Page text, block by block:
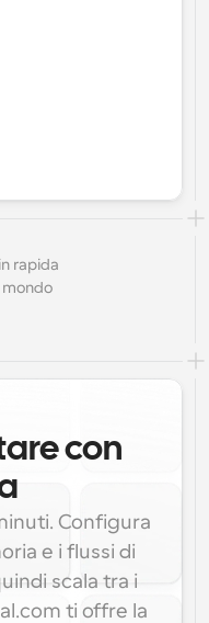
rapida
con
Configura
e i flussi di
scala tra i
ti offre la